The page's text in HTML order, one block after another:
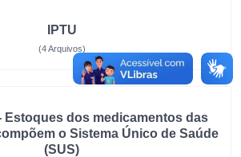
IPTU
(4 Arquivos)
Estoques dos medicamentos das
o Sistema Único de Saúde
(SUS)